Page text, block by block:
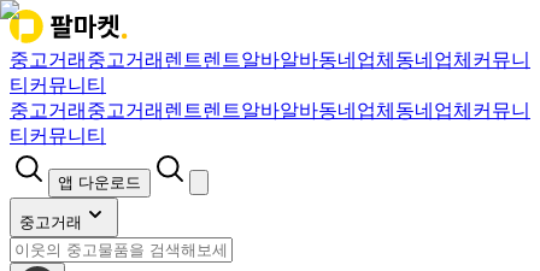
중고거래 중고거래 렌트렌트알바알바동네업체 동네업체 커뮤니
티 커뮤니티
중고거래 중고거래 렌트렌트알바알바동네업체 동네업체 커뮤니
티 커뮤니티
앱 다운로드
중고거래